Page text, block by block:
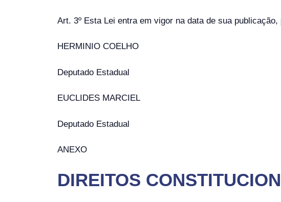
Art. 3º Esta Lei entra em vigor na data de sua
HERMINIO COELHO
Deputado Estadual
EUCLIDES MARCIEL
Deputado Estadual
ANEXO
DIREITOS